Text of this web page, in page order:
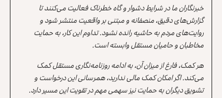
خبرنگاران ما در شرایط دشوار و گاه خطرناک فعالیت می‌کنند تا
گزارش‌های دقیق، منصفانه و مبتنی بر واقعیت منتشر شود و
روایت‌های مردم به حاشیه رانده نشود. تداوم این کار، به حمایت
مخاطبان و حامیان مستقل وابسته است.
هر کمک، فارغ از میزان آن، به ادامه روزنامه‌نگاری مستقل کمک
می‌کند. اگر امکان کمک مالی ندارید، همرسانی این درخواست و
تشویق دیگران به حمایت نیز سهمی مهم در تقویت این مسیر دارد.